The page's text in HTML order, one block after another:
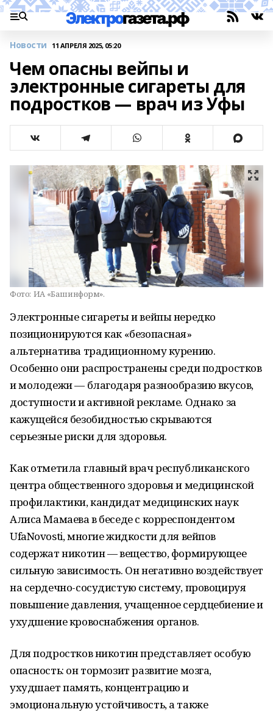
Новости 11 АПРЕЛЯ 2025, 05:20
Чем опасны вейпы и
электронные сигареты для
подростков — врач из Уфы
Фото: ИА «Башинформ».
Электронные сигареты и вейпы нередко
позиционируются как «безопасная»
альтернатива традиционному курению.
Особенно они распространены среди подростков
и молодежи — благодаря разнообразию вкусов,
доступности и активной рекламе. Однако за
кажущейся безобидностью скрываются
серьезные риски для здоровья.
Как отметила главный врач республиканского
центра общественного здоровья и медицинской
профилактики, кандидат медицинских наук
Алиса Мамаева в беседе с корреспондентом
UfaNovosti, многие жидкости для вейпов
содержат никотин — вещество, формирующее
сильную зависимость. Он негативно воздействует
на сердечно-сосудистую систему, провоцируя
повышение давления, учащенное сердцебиение и
ухудшение кровоснабжения органов.
Для подростков никотин представляет особую
опасность: он тормозит развитие мозга,
ухудшает память, концентрацию и
эмоциональную устойчивость, а также